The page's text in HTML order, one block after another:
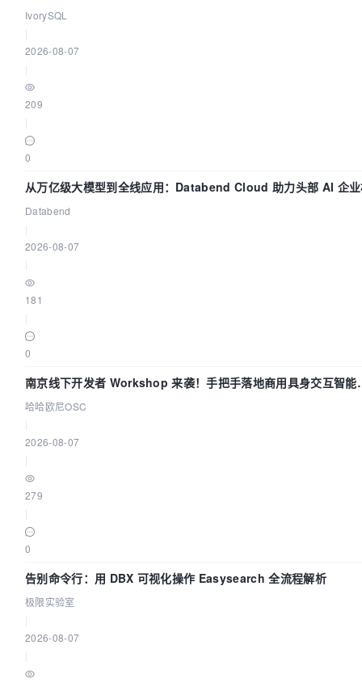
们改得动吗？我们贡献了什么？
IvorySQL
2026-08-07
209
0
从万亿级大模型到全线应用：Databend Cloud 助力头部 AI 企
全链路 Trace 数据管道
Databend
2026-08-07
181
0
南京线下开发者 Workshop 来袭！手把手落地商用具身交互智能
Agent 应用
哈哈欧尼OSC
2026-08-07
279
0
告别命令行：用 DBX 可视化操作 Easysearch 全流程解析
极限实验室
2026-08-07